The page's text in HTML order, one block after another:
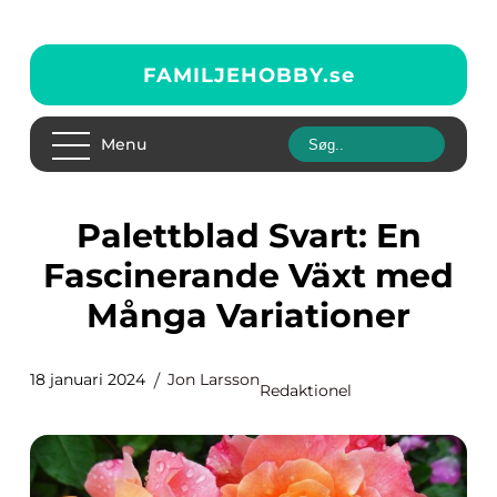
FAMILJEHOBBY.se
Menu
Palettblad Svart: En
Fascinerande Växt med
Många Variationer
18 januari 2024 Jon Larsson
Redaktionel